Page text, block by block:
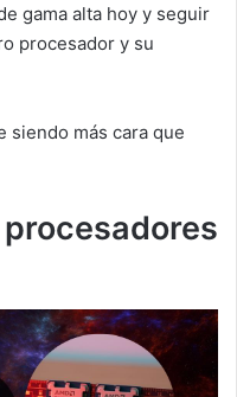
gama alta hoy y seguir
procesador y su
siendo más cara que